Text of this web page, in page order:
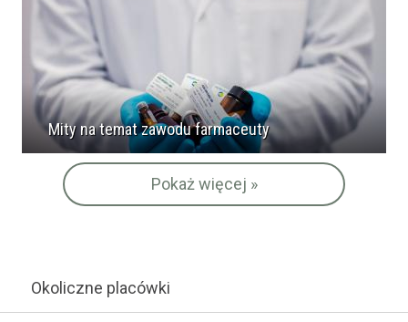
Mity na temat zawodu farmaceuty
Pokaż więcej »
Okoliczne placówki